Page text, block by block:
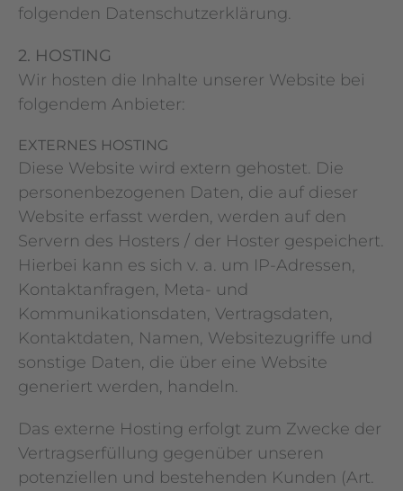
folgenden Datenschutzerklärung.
2. HOSTING
Wir hosten die Inhalte unserer Website bei
folgendem Anbieter:
EXTERNES HOSTING
Diese Website wird extern gehostet. Die
personenbezogenen Daten, die auf dieser
Website erfasst werden, werden auf den
Servern des Hosters / der Hoster gespeichert.
Hierbei kann es sich v. a. um IP-Adressen,
Kontaktanfragen, Meta- und
Kommunikationsdaten, Vertragsdaten,
Kontaktdaten, Namen, Websitezugriffe und
sonstige Daten, die über eine Website
generiert werden, handeln.
Das externe Hosting erfolgt zum Zwecke der
Vertragserfüllung gegenüber unseren
potenziellen und bestehenden Kunden (Art.